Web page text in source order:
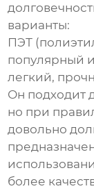
варианты:
ПЭТ
популярный
легкий,
Он подходит
но при
довольно
более